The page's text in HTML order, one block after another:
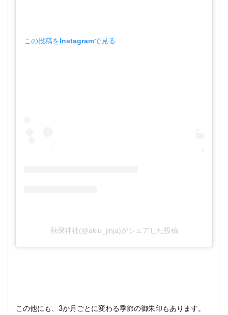
この投稿をInstagramで見る
秋保神社(@akiu_jinja)がシェアした投稿
この他にも、3か月ごとに変わる季節の御朱印もあります。